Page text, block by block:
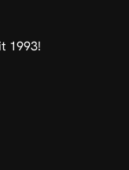
1993!